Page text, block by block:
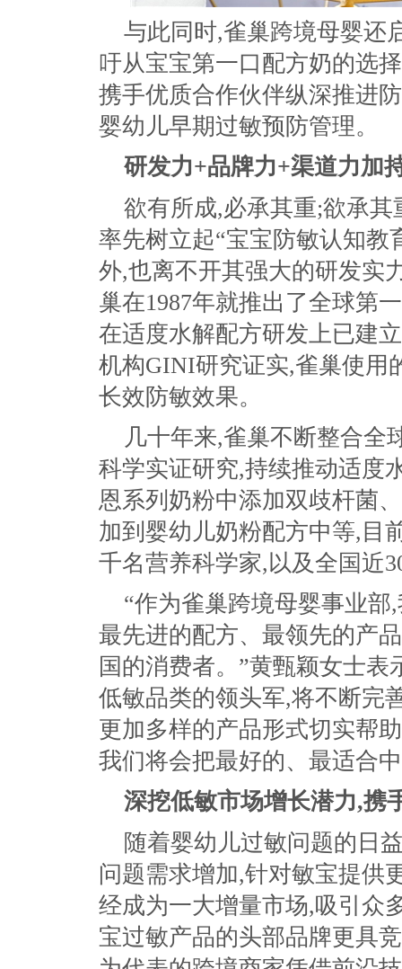
与此同时,雀巢跨境母婴还
吁从宝宝第一口配方奶的选
携手优质合作伙伴纵深推进
婴幼儿早期过敏预防管理。
研发力+品牌力+渠道力加
欲有所成,必承其重;欲承
率先树立起“宝宝防敏认知教
外,也离不开其强大的研发实
巢在1987年就推出了全球第
在适度水解配方研发上已建
机构GINI研究证实,雀巢使用
长效防敏效果。
几十年来,雀巢不断整合全
科学实证研究,持续推动适度
恩系列奶粉中添加双歧杆菌
加到婴幼儿奶粉配方中等,目
千名营养科学家,以及全国近
“作为雀巢跨境母婴事业
最先进的配方、最领先的产
国的消费者。”黄甄颖女士
低敏品类的领头军,将不断完
更加多样的产品形式切实帮
我们将会把最好的、最适合
深挖低敏市场增长潜力,携
随着婴幼儿过敏问题的日
问题需求增加,针对敏宝提供
经成为一大增量市场,吸引众
宝过敏产品的头部品牌更具